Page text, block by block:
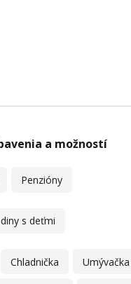
a možností
Penzióny
s deťmi
Chladnička